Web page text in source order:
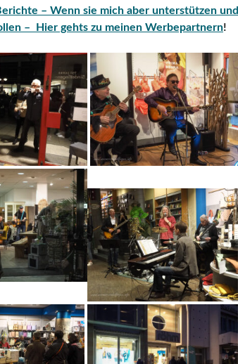
– Wenn sie mich aber unterstützen und
– Hier gehts zu meinen Werbepartnern!